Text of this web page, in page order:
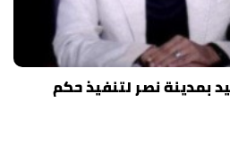
بمدينة نصر لتنفيذ حكم